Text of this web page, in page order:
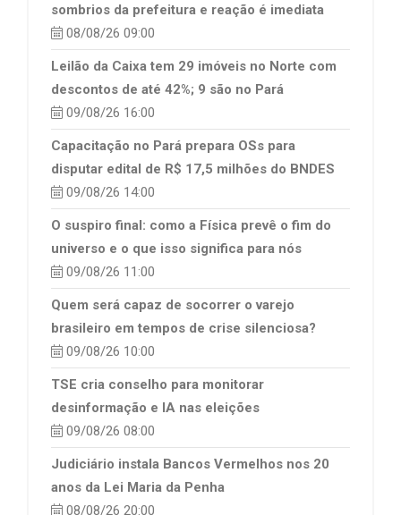
sombrios da prefeitura e reação é imediata
08/08/26 09:00
Leilão da Caixa tem 29 imóveis no Norte com
descontos de até 42%; 9 são no Pará
09/08/26 16:00
Capacitação no Pará prepara OSs para
disputar edital de R$ 17,5 milhões do BNDES
09/08/26 14:00
O suspiro final: como a Física prevê o fim do
universo e o que isso significa para nós
09/08/26 11:00
Quem será capaz de socorrer o varejo
brasileiro em tempos de crise silenciosa?
09/08/26 10:00
TSE cria conselho para monitorar
desinformação e IA nas eleições
09/08/26 08:00
Judiciário instala Bancos Vermelhos nos 20
anos da Lei Maria da Penha
08/08/26 20:00